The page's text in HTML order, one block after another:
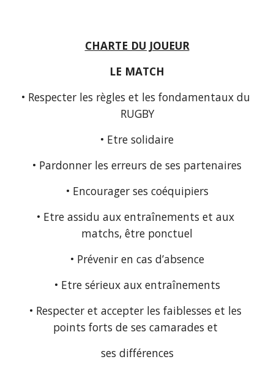
CHARTE DU JOUEUR
LE MATCH
• Respecter les règles et les fondamentaux du
RUGBY
• Etre solidaire
• Pardonner les erreurs de ses partenaires
• Encourager ses coéquipiers
• Etre assidu aux entraînements et aux
matchs, être ponctuel
• Prévenir en cas d’absence
• Etre sérieux aux entraînements
• Respecter et accepter les faiblesses et les
points forts de ses camarades et
ses différences